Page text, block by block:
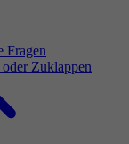
Fragen
Zuklappen